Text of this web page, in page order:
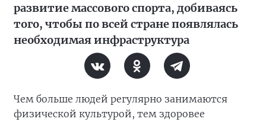
развитие массового спорта, добиваясь
того, чтобы по всей стране появлялась
необходимая инфраструктура
Чем больше людей регулярно занимаются
физической культурой, тем здоровее